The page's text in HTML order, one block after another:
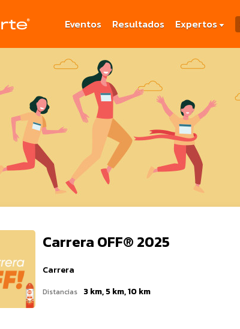
Eventos Resultados Expertos
Carrera OFF® 2025
Carrera
Distancias 3 km, 5 km, 10 km